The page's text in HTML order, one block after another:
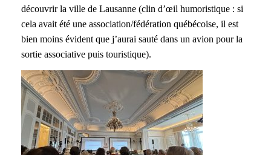
découvrir la ville de Lausanne (clin d’œil humoristique : si
cela avait été une association/fédération québécoise, il est
bien moins évident que j’aurai sauté dans un avion pour la
sortie associative puis touristique).